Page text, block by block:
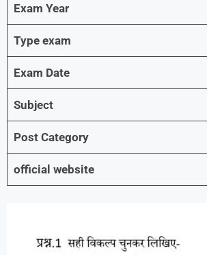
Exam Year
Type exam
Exam Date
Subject
Post Category
official website